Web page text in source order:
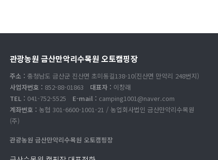
관광농원 금산만악리수목원 오토캠핑장
주소 : 충청남도 금산군 진산면 초미동길138-10(진산면 만악리 248번지)
사업자번호 : 852-88-01863 대표자 : 이창래
TEL : 041-752-5525 E-mail : camping1001@naver.com
계좌번호 : 농협 301-6600-1001-21 / 농업회사법인 금산만악리수목원
(주)
관광농원 금산만악리수목원 오토캠핑장